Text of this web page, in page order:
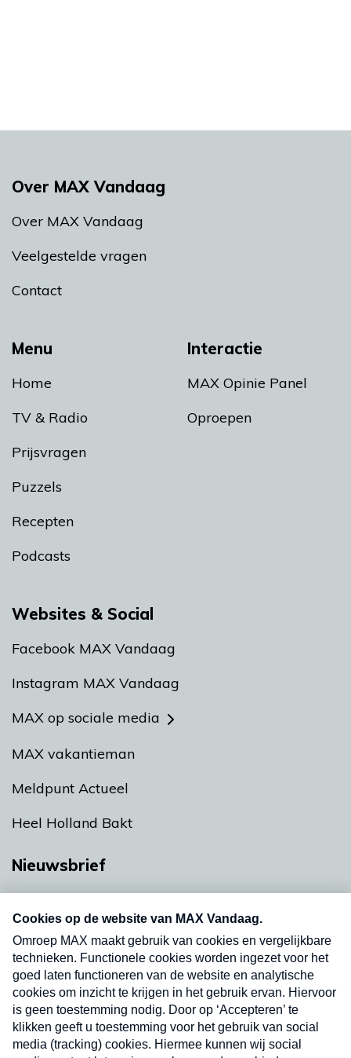
Menu
Home
TV & Radio
Prijsvragen
Puzzels
Recepten
Podcasts
Interactie
MAX Opinie Panel
Oproepen
Over MAX Vandaag
Over MAX Vandaag
Veelgestelde vragen
Contact
Websites & Social
Facebook MAX Vandaag
Instagram MAX Vandaag
MAX op sociale media
MAX vakantieman
Meldpunt Actueel
Heel Holland Bakt
Nieuwsbrief
nieuwsbrief. Elke vrijdag- en dinsdagochtend in
uw mailbox.
Verzend